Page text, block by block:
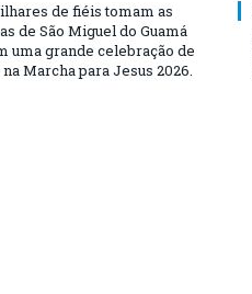
de fiéis tomam as
de São Miguel do Guamá
uma grande celebração de
Marcha para Jesus 2026.